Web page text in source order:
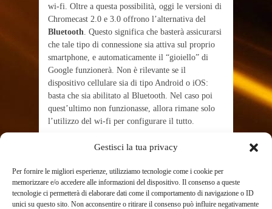
Gestisci la tua privacy
Per fornire le migliori esperienze, utilizziamo tecnologie come i cookie per
memorizzare e/o accedere alle informazioni del dispositivo. Il consenso a queste
tecnologie ci permetterà di elaborare dati come il comportamento di navigazione o ID
unici su questo sito. Non acconsentire o ritirare il consenso può influire negativamente
wi-fi. Oltre a questa possibilità, oggi le versioni di
Chromecast 2.0 e 3.0 offrono l’alternativa del
Bluetooth. Questo significa che basterà assicurarsi
che tale tipo di connessione sia attiva sul proprio
smartphone, e automaticamente il “gioiello” di
Google funzionerà. Non è rilevante se il
dispositivo cellulare sia di tipo Android o iOS:
basta che sia abilitato al Bluetooth. Nel caso poi
quest’ultimo non funzionasse, allora rimane solo
l’utilizzo del wi-fi per configurare il tutto.
Configurare
Chromecast senza wi-
fi: i passaggi